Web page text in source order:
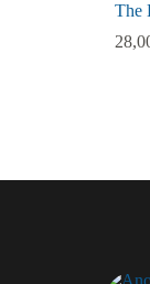
The